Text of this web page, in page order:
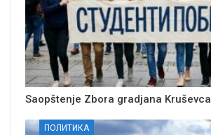
Saopštenje Zbora gradjana Kruševca
ПОЛИТИКА